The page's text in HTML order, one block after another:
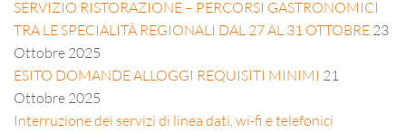
SERVIZIO RISTORAZIONE – PERCORSI GASTRONOMICI
TRA LE SPECIALITÀ REGIONALI DAL 27 AL 31 OTTOBRE 23
Ottobre 2025
ESITO DOMANDE ALLOGGI REQUISITI MINIMI 21
Ottobre 2025
Interruzione dei servizi di linea dati, wi-fi e telefonici